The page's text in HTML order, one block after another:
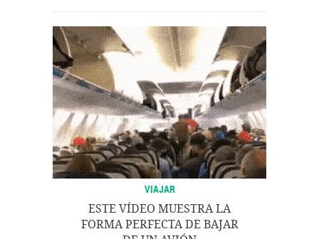
VIAJAR
ESTE VÍDEO MUESTRA LA
FORMA PERFECTA DE BAJAR